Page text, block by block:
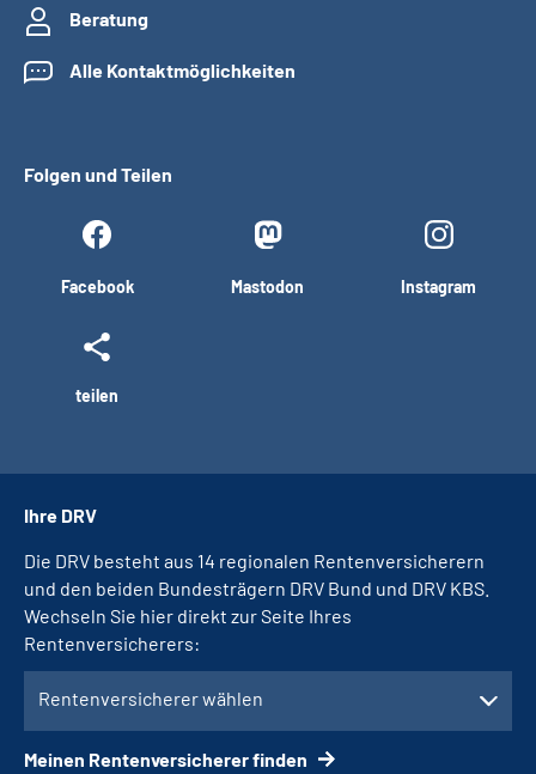
Beratung
Alle Kontaktmöglichkeiten
Folgen und Teilen
Facebook Mastodon Instagram
teilen
Ihre DRV
Die DRV besteht aus 14 regionalen Rentenversicherern
und den beiden Bundesträgern DRV Bund und DRV KBS.
Wechseln Sie hier direkt zur Seite Ihres
Rentenversicherers:
Rentenversicherer wählen
Meinen Rentenversicherer finden